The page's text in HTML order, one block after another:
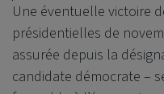
Une éventuelle victoire
présidentielles de
assurée depuis la
candidate démocrate –